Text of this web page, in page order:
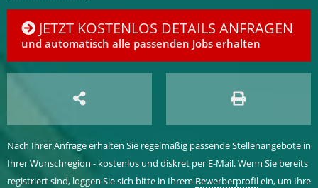
JETZT KOSTENLOS DETAILS ANFRAGEN
und automatisch alle passenden Jobs erhalten
Nach Ihrer Anfrage erhalten Sie regelmäßig passende Stellenangebote in
Ihrer Wunschregion - kostenlos und diskret per E-Mail. Wenn Sie bereits
registriert sind, loggen Sie sich bitte in Ihrem Bewerberprofilein, um Ihre